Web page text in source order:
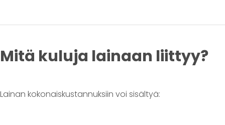
Mitä kuluja lainaan liittyy?
Lainan kokonaiskustannuksiin voi sisältyä: